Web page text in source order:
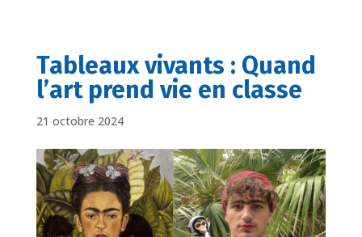
Tableaux vivants : Quand
l’art prend vie en classe
21 octobre 2024